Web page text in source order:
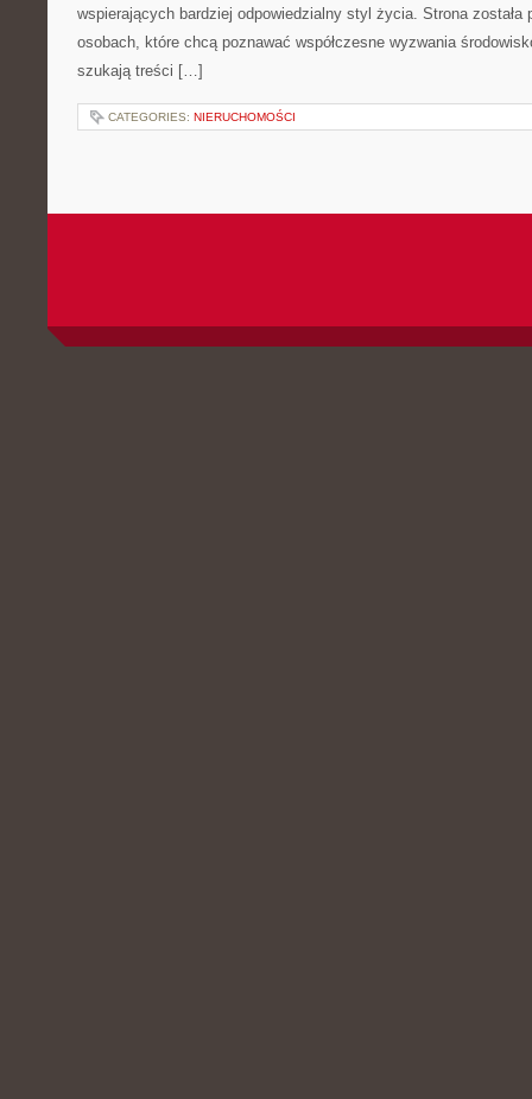
wspierających bardziej odpowiedzialny styl życia. Strona została
osobach, które chcą poznawać współczesne wyzwania
szukają treści […]
CATEGORIES: NIERUCHOMOŚCI